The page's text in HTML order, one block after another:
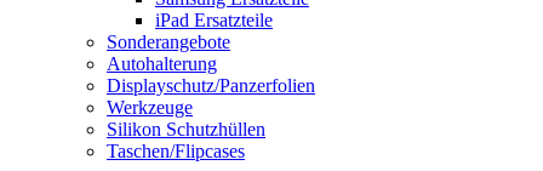
iPad Ersatzteile
Sonderangebote
Autohalterung
Displayschutz/Panzerfolien
Werkzeuge
Silikon Schutzhüllen
Taschen/Flipcases